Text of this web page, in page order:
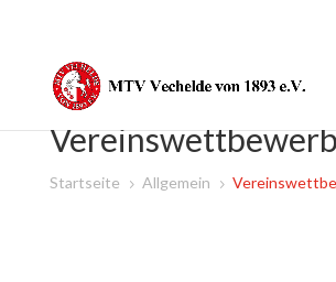
Startseite 5 Allgemein 5